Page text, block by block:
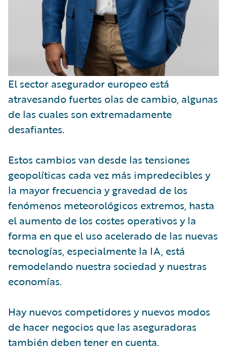
El sector asegurador europeo está
atravesando fuertes olas de cambio, algunas
de las cuales son extremadamente
desafiantes.
Estos cambios van desde las tensiones
geopolíticas cada vez más impredecibles y
la mayor frecuencia y gravedad de los
fenómenos meteorológicos extremos, hasta
el aumento de los costes operativos y la
forma en que el uso acelerado de las nuevas
tecnologías, especialmente la IA, está
remodelando nuestra sociedad y nuestras
economías.
Hay nuevos competidores y nuevos modos
de hacer negocios que las aseguradoras
también deben tener en cuenta.